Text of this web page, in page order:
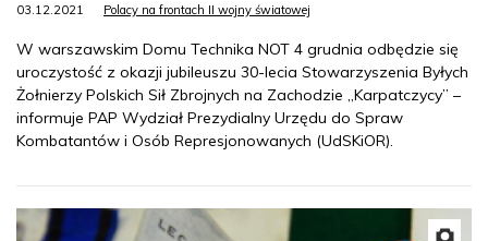
03.12.2021 Polacy na frontach II wojny światowej
W warszawskim Domu Technika NOT 4 grudnia odbędzie się
uroczystość z okazji jubileuszu 30-lecia Stowarzyszenia Byłych
Żołnierzy Polskich Sił Zbrojnych na Zachodzie „Karpatczycy” –
informuje PAP Wydział Prezydialny Urzędu do Spraw
Kombatantów i Osób Represjonowanych (UdSKiOR).